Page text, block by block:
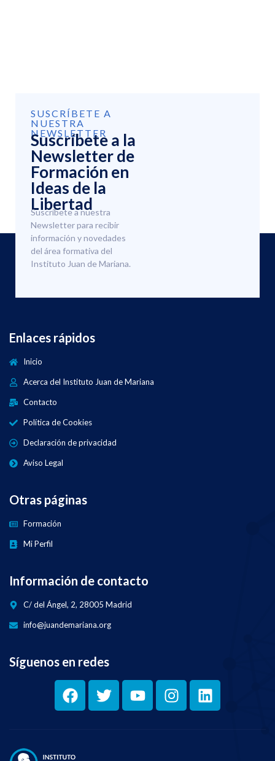
SUSCRÍBETE A
NUESTRA
NEWSLETTER
Suscríbete a la
Newsletter de
Formación en
Ideas de la
Libertad
Suscríbete a nuestra
Newsletter para recibir
información y novedades
del área formativa del
Instituto Juan de Mariana.
Enlaces rápidos
Inicio
Acerca del Instituto Juan de Mariana
Contacto
Política de Cookies
Declaración de privacidad
Aviso Legal
Otras páginas
Formación
Mi Perfil
Información de contacto
C/ del Ángel, 2, 28005 Madrid
info@juandemariana.org
Síguenos en redes